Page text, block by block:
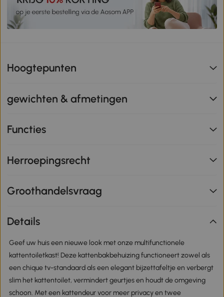
Hoogtepunten
gewichten & afmetingen
Functies
Herroepingsrecht
Groothandelsvraag
Details
Geef uw huis een nieuwe look met onze multifunctionele
kattentoiletkast! Deze kattenbakbehuizing functioneert zowel als
een chique tv-standaard als een elegant bijzettafeltje en verbergt
slim het kattentoilet, vermindert geurtjes en houdt de omgeving
schoon. Met een kattendeur voor meer privacy en twee